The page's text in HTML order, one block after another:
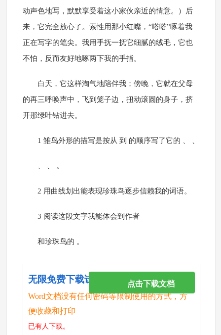
动声色地写，默默享受着这小家伙亲近的情意。）后
来，它完全放心了。索性用那小红嘴，“嗒嗒”啄着我
正在写字的笔尖。我用手抚一抚它细腻的绒毛，它也
不怕，反而友好地啄两下我的手指。
白天，它这样淘气地陪伴我；傍晚，它就在父母
的再三呼唤声中，飞到笼子边，扭动滚圆的身子，挤
开那绿叶钻进去。
1 雏鸟外形的描写是按从 到 的顺序写了它的 、 、
、 、 。
2 用曲线划出能表现珍珠鸟逐步信赖我的词语。
3 阅读这段文字我能体会到作者
和珍珠鸟的 。
无限免费下载试卷
Word文档没有任何密码等限制使用的方式，方
便收藏和打印
已有人下载。
点击下载文档